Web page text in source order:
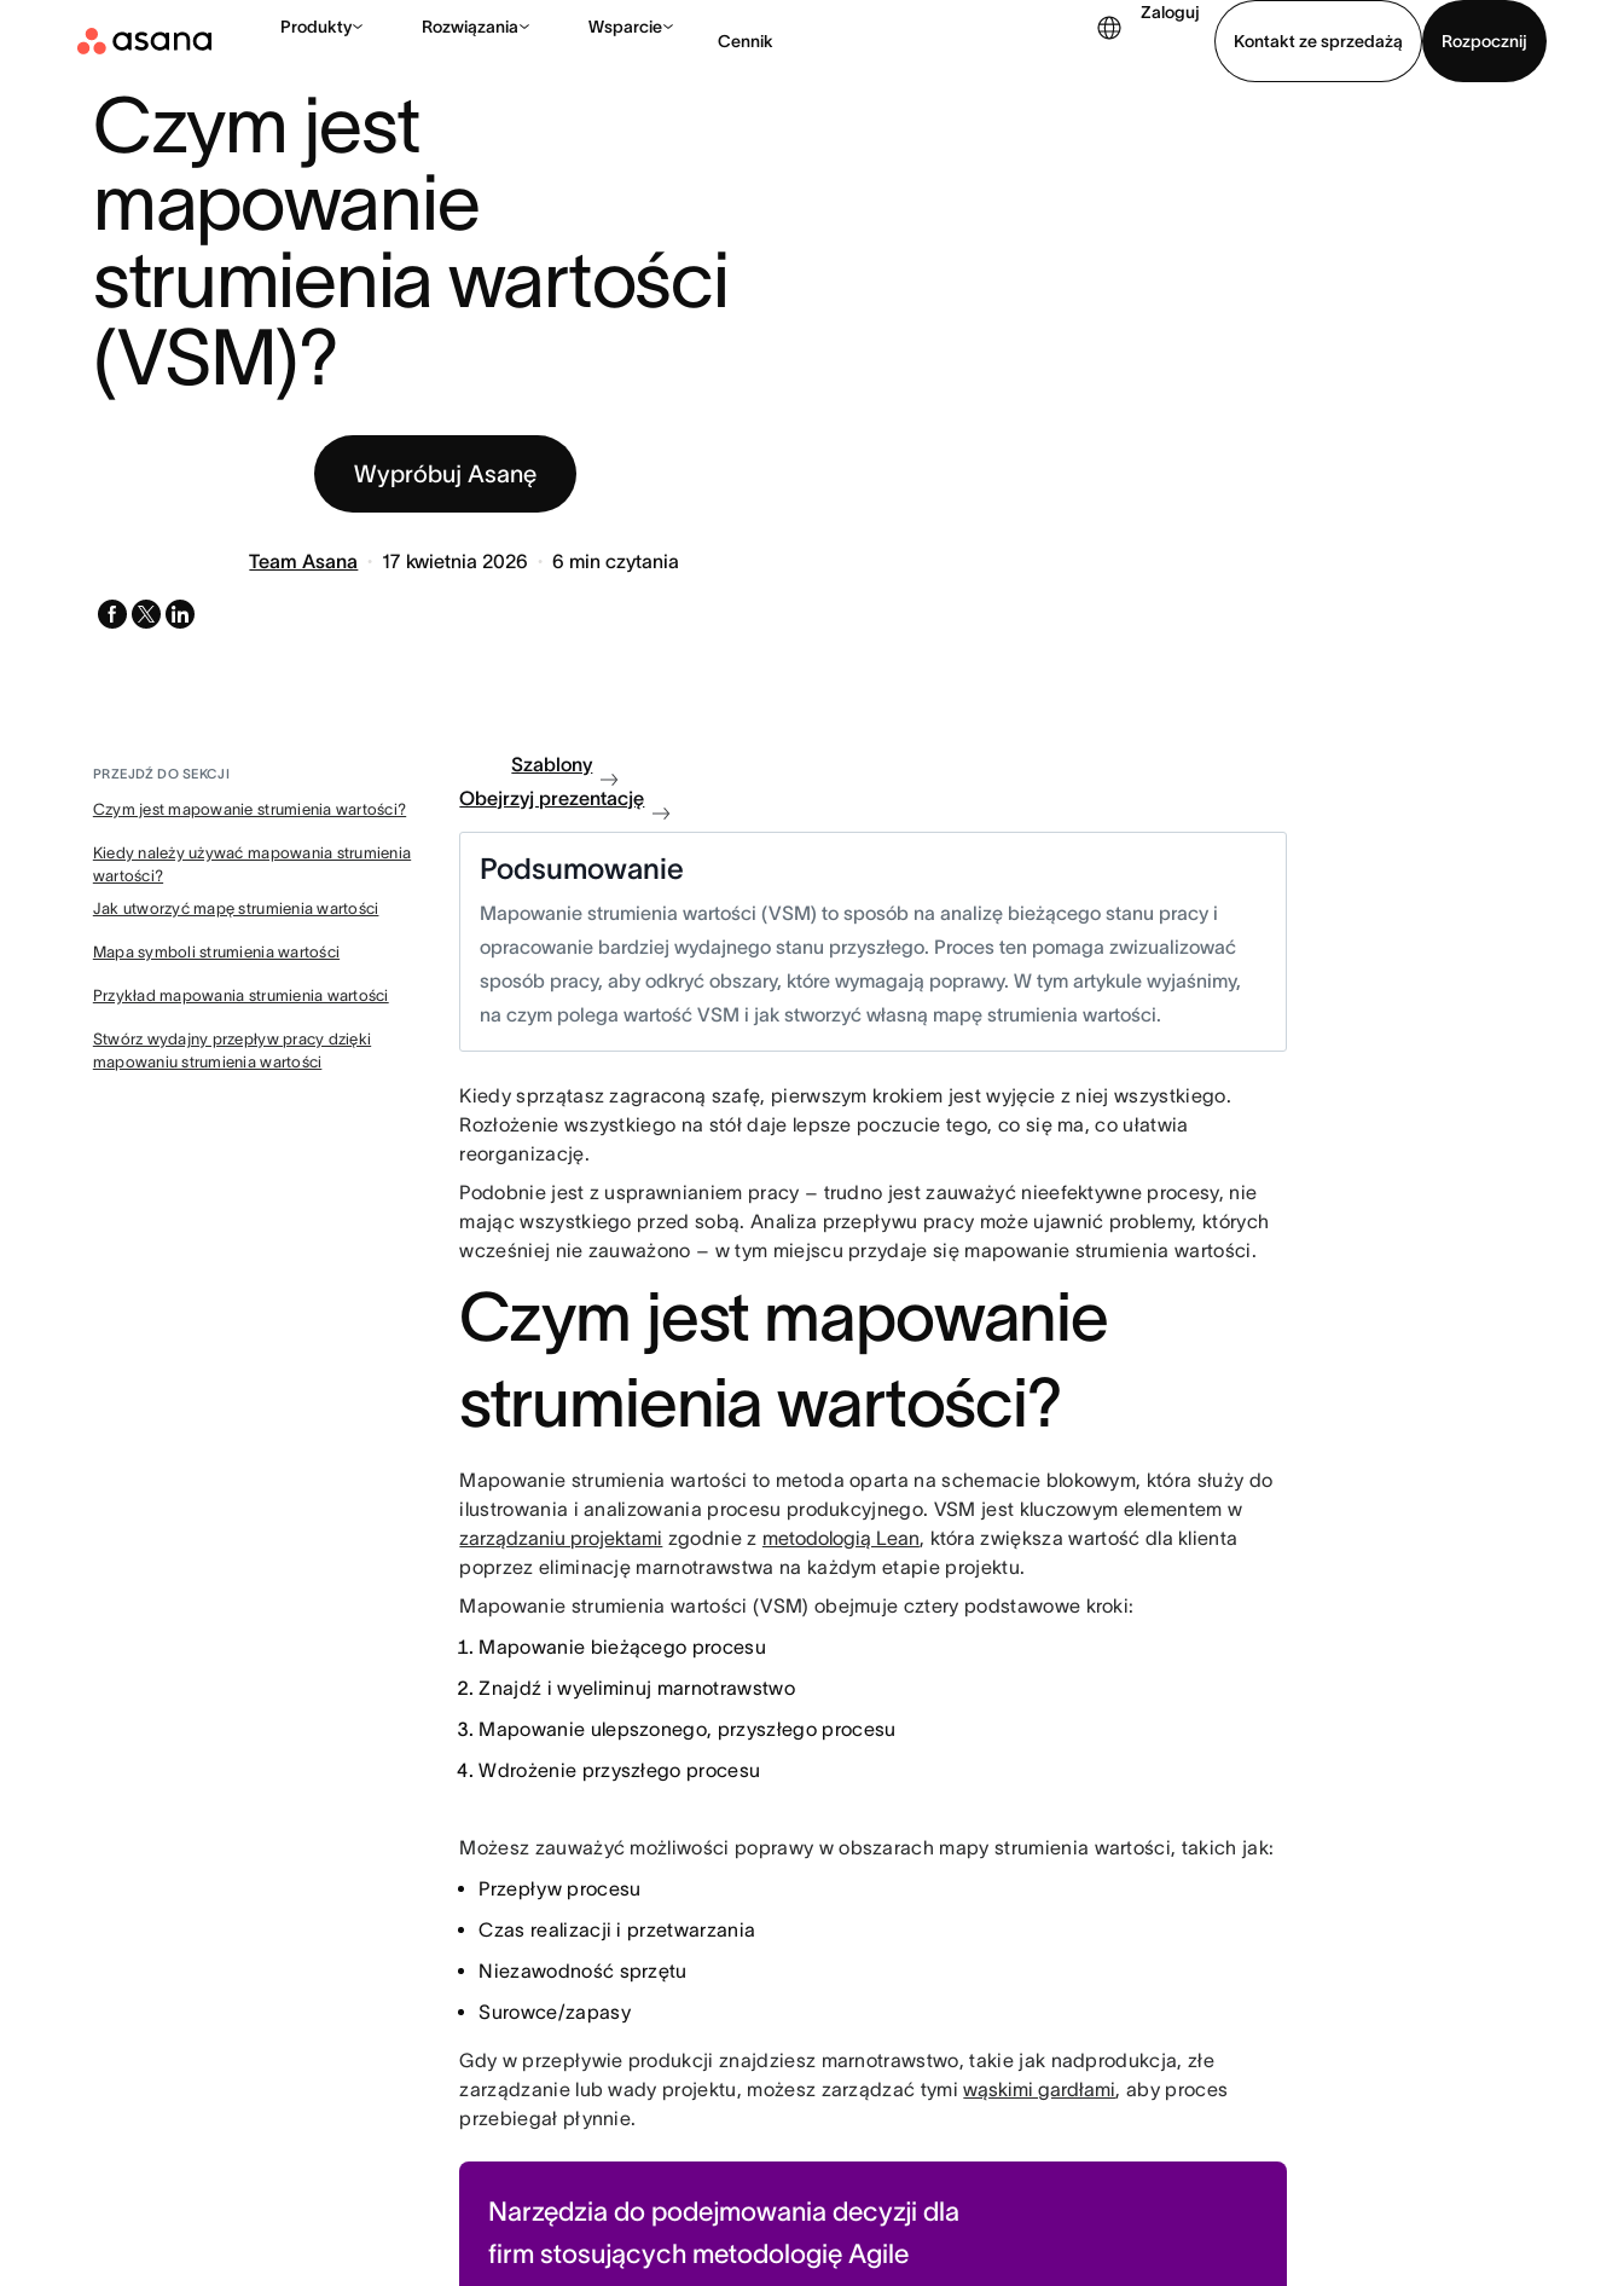
Produkty Rozwiązania Wsparcie
Cennik
Zaloguj
Kontakt ze sprzedażą
Rozpocznij
Czym jest
mapowanie
strumienia wartości
(VSM)?
Wypróbuj Asanę
Team Asana 17 kwietnia 2026 6 min czytania
facebook
x-
linkedin
PRZEJDŹ DO SEKCJI
Czym jest mapowanie strumienia wartości?
Kiedy należy używać mapowania strumienia
wartości?
Jak utworzyć mapę strumienia wartości
Mapa symboli strumienia wartości
Przykład mapowania strumienia wartości
Stwórz wydajny przepływ pracy dzięki
mapowaniu strumienia wartości
Szablony
Obejrzyj prezentację
Podsumowanie
Mapowanie strumienia wartości (VSM) to sposób na analizę bieżącego stanu pracy i
opracowanie bardziej wydajnego stanu przyszłego. Proces ten pomaga zwizualizować
sposób pracy, aby odkryć obszary, które wymagają poprawy. W tym artykule wyjaśnimy,
na czym polega wartość VSM i jak stworzyć własną mapę strumienia wartości.
Kiedy sprzątasz zagraconą szafę, pierwszym krokiem jest wyjęcie z niej wszystkiego.
Rozłożenie wszystkiego na stół daje lepsze poczucie tego, co się ma, co ułatwia
reorganizację.
Podobnie jest z usprawnianiem pracy – trudno jest zauważyć nieefektywne procesy, nie
mając wszystkiego przed sobą. Analiza przepływu pracy może ujawnić problemy, których
wcześniej nie zauważono – w tym miejscu przydaje się mapowanie strumienia wartości.
Czym jest mapowanie
strumienia wartości?
Mapowanie strumienia wartości to metoda oparta na schemacie blokowym, która służy do
ilustrowania i analizowania procesu produkcyjnego. VSM jest kluczowym elementem w
zarządzaniu projektami zgodnie z metodologią Lean, która zwiększa wartość dla klienta
poprzez eliminację marnotrawstwa na każdym etapie projektu.
Mapowanie strumienia wartości (VSM) obejmuje cztery podstawowe kroki:
Mapowanie bieżącego procesu
Znajdź i wyeliminuj marnotrawstwo
Mapowanie ulepszonego, przyszłego procesu
Wdrożenie przyszłego procesu
Możesz zauważyć możliwości poprawy w obszarach mapy strumienia wartości, takich jak:
Przepływ procesu
Czas realizacji i przetwarzania
Niezawodność sprzętu
Surowce/zapasy
Gdy w przepływie produkcji znajdziesz marnotrawstwo, takie jak nadprodukcja, złe
zarządzanie lub wady projektu, możesz zarządzać tymiwąskimi gardłami, aby proces
przebiegał płynnie.
Narzędzia do podejmowania decyzji dla
firm stosujących metodologię Agile